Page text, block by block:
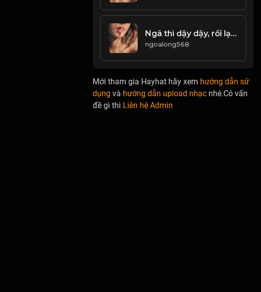
Ngã thì dậy dậy, rồi lại bước tiếp! Đạo
ngoalong568
Mới tham gia Hayhat hãy xem hướng dẫn sử
dụng và hướng dẫn upload nhạc nhé.Có vấn
đề gì thì Liên hệ Admin